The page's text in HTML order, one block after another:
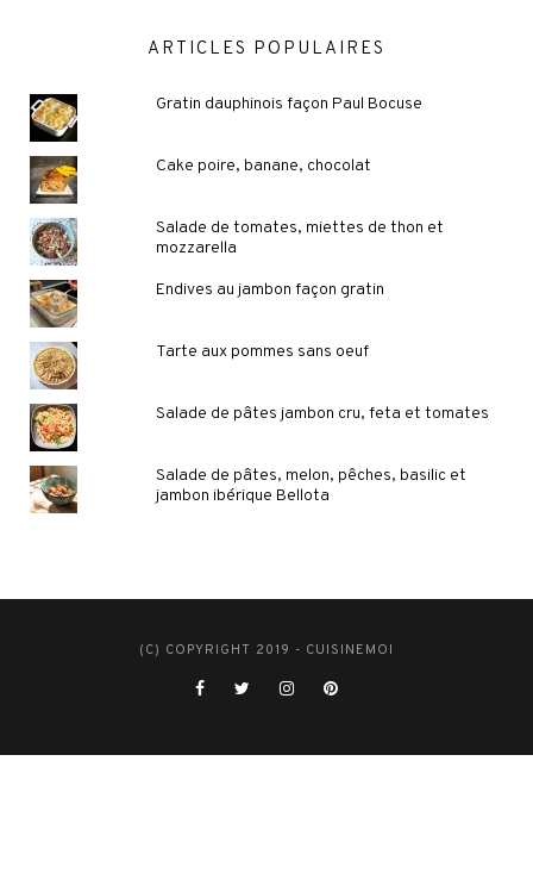
ARTICLES POPULAIRES
Gratin dauphinois façon Paul Bocuse
Cake poire, banane, chocolat
Salade de tomates, miettes de thon et
mozzarella
Endives au jambon façon gratin
Tarte aux pommes sans oeuf
Salade de pâtes jambon cru, feta et tomates
Salade de pâtes, melon, pêches, basilic et
jambon ibérique Bellota
(C) COPYRIGHT 2019 - CUISINEMOI